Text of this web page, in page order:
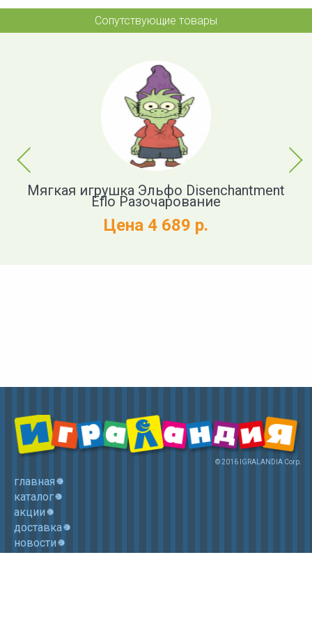
Сопутствующие товары
Previous
Мягкая игрушка Эльфо Disenchantment
Eflo Разочарование
Цена 4 689 р.
Next
© 2016 IGRALANDIA Corp.
главная
каталог
акции
доставка
новости